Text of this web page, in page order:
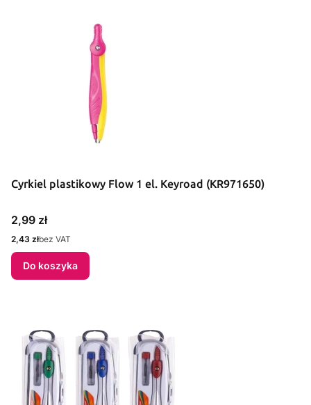
Cyrkiel plastikowy Flow 1 el. Keyroad (KR971650)
Cena
2,99 zł
Cena
2,43 złbez VAT
Do koszyka